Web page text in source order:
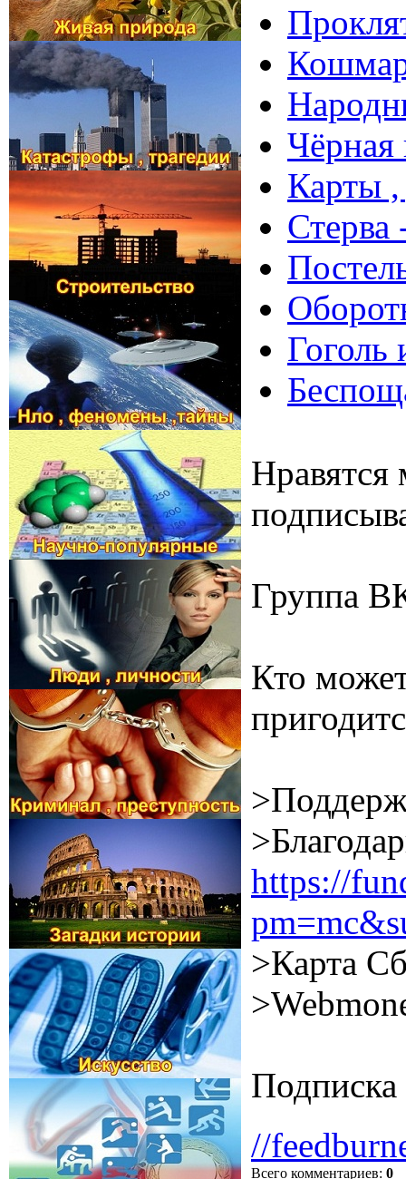
Кошмар
Чёрная
Карты ,
Стерва
Гоголь
Группа
Кто
https://
>Карта
Подписка
//
Всего комментариев: 0